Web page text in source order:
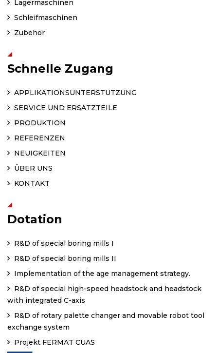
Lagermaschinen
Schleifmaschinen
Zubehör
Schnelle Zugang
APPLIKATIONSUNTERSTÜTZUNG
SERVICE UND ERSATZTEILE
PRODUKTION
REFERENZEN
NEUIGKEITEN
ÜBER UNS
KONTAKT
Dotation
R&D of special boring mills I
R&D of special boring mills II
Implementation of the age management strategy.
R&D of special high-speed headstock and headstock
with integrated C-axis
R&D of rotary palette changer and movable robot tool
exchange system
Projekt FERMAT CUAS